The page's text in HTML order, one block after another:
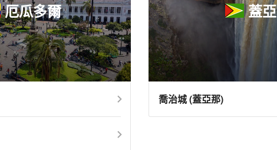
厄瓜多爾 蓋
喬治城 (蓋亞那)